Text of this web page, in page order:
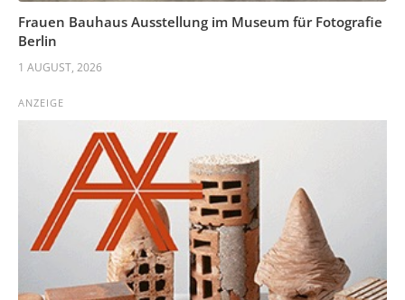
Frauen Bauhaus Ausstellung im Museum für Fotografie
Berlin
1 AUGUST, 2026
ANZEIGE